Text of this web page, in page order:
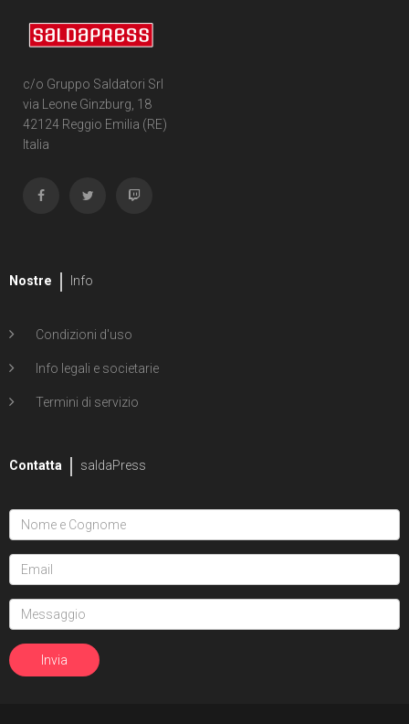
c/o Gruppo Saldatori Srl
via Leone Ginzburg, 18
42124 Reggio Emilia (RE)
Italia
Nostre Info
Condizioni d'uso
Info legali e societarie
Termini di servizio
Contatta saldaPress